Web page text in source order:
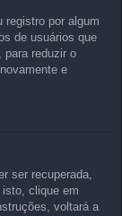
registro por algum
de usuários que
para reduzir o
e
ser recuperada,
clique em
voltará a